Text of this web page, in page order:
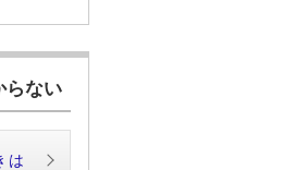
らない
は